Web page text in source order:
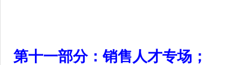
第十一部分：销售人才专场；